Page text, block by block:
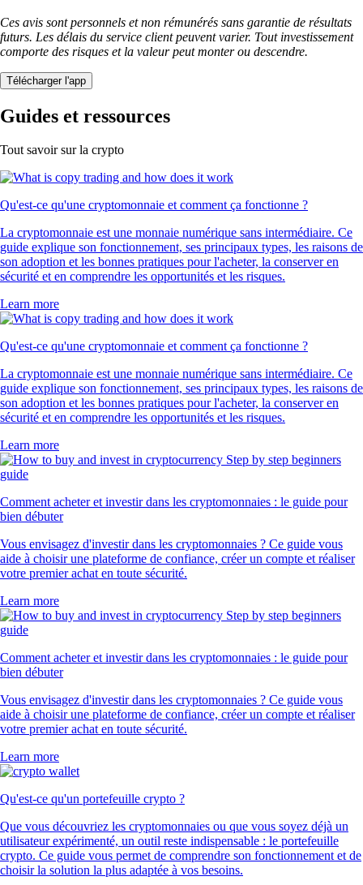
Ces avis sont personnels et non rémunérés sans garantie de résultats
futurs. Les délais du service client peuvent varier. Tout investissement
comporte des risques et la valeur peut monter ou descendre.
Télécharger l'app
Guides et ressources
Tout savoir sur la crypto
Qu'est-ce qu'une cryptomonnaie et comment ça fonctionne ?
La cryptomonnaie est une monnaie numérique sans intermédiaire. Ce
guide explique son fonctionnement, ses principaux types, les raisons de
son adoption et les bonnes pratiques pour l'acheter, la conserver en
sécurité et en comprendre les opportunités et les risques.
Learn more
Qu'est-ce qu'une cryptomonnaie et comment ça fonctionne ?
La cryptomonnaie est une monnaie numérique sans intermédiaire. Ce
guide explique son fonctionnement, ses principaux types, les raisons de
son adoption et les bonnes pratiques pour l'acheter, la conserver en
sécurité et en comprendre les opportunités et les risques.
Learn more
Comment acheter et investir dans les cryptomonnaies : le guide pour
bien débuter
Vous envisagez d'investir dans les cryptomonnaies ? Ce guide vous
aide à choisir une plateforme de confiance, créer un compte et réaliser
votre premier achat en toute sécurité.
Learn more
Comment acheter et investir dans les cryptomonnaies : le guide pour
bien débuter
Vous envisagez d'investir dans les cryptomonnaies ? Ce guide vous
aide à choisir une plateforme de confiance, créer un compte et réaliser
votre premier achat en toute sécurité.
Learn more
Qu'est-ce qu'un portefeuille crypto ?
Que vous découvriez les cryptomonnaies ou que vous soyez déjà un
utilisateur expérimenté, un outil reste indispensable : le portefeuille
crypto. Ce guide vous permet de comprendre son fonctionnement et de
choisir la solution la plus adaptée à vos besoins.